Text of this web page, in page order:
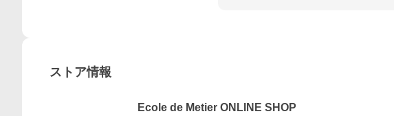
ストア情報
Ecole de Metier ONLINE SHOP